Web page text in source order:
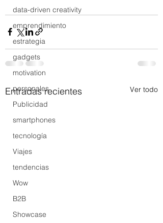
data-driven creativity
emprendimiento
estrategia
gadgets
motivation
personales
Publicidad
smartphones
tecnología
Viajes
tendencias
Wow
B2B
Showcase
Entradas recientes Ver todo